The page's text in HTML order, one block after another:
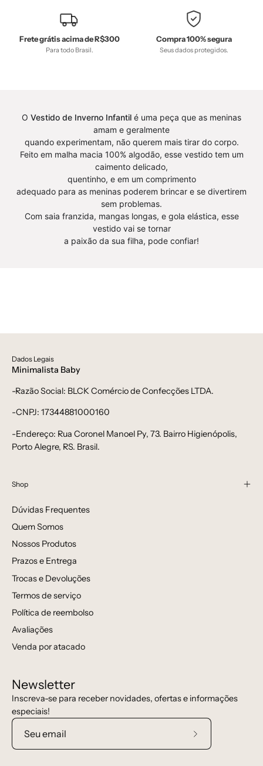
b2b,
Baby,
black-
mm10,
Meia
Estação,
Menino,
Natal,
tab-
tam-
curto,
b2b,
Baby,
black-
mm10,
Frio,
Menino,
tab-
tam-
body-
longa,
Frete grátis acima de R$300
Para todo Brasil.
Compra 100% segura
Seus dados protegidos.
O Vestido de Inverno Infantil é uma peça que as meninas
amam e geralmente
quando experimentam, não querem mais tirar do corpo.
Feito em malha macia 100% algodão, esse vestido tem um
caimento delicado,
quentinho, e em um comprimento
adequado para as meninas poderem brincar e se divertirem
sem problemas.
Com saia franzida, mangas longas, e gola elástica, esse
vestido vai se tornar
a paixão da sua filha, pode confiar!
Dados Legais
Minimalista Baby
-Razão Social: BLCK Comércio de Confecções LTDA.
-CNPJ: 17344881000160
-Endereço: Rua Coronel Manoel Py, 73. Bairro Higienópolis,
Porto Alegre, RS. Brasil.
Shop
Dúvidas Frequentes
Quem Somos
Nossos Produtos
Prazos e Entrega
Trocas e Devoluções
Termos de serviço
Política de reembolso
Avaliações
Venda por atacado
Newsletter
Inscreva-se para receber novidades, ofertas e informações
especiais!